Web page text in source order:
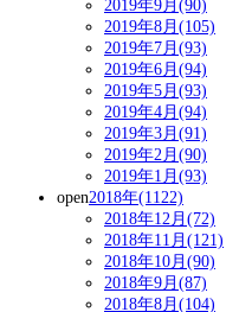
2019年9月(90)
2019年8月(105)
2019年7月(93)
2019年6月(94)
2019年5月(93)
2019年4月(94)
2019年3月(91)
2019年2月(90)
2019年1月(93)
open2018年(1122)
2018年12月(72)
2018年11月(121)
2018年10月(90)
2018年9月(87)
2018年8月(104)